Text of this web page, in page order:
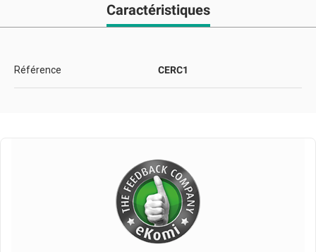
Caractéristiques
Référence CERC1